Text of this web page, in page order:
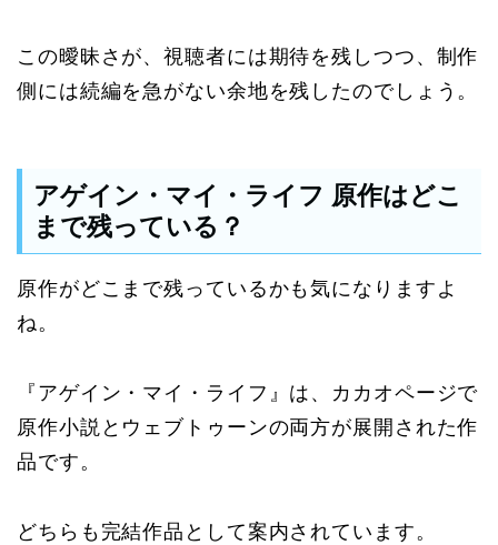
この曖昧さが、視聴者には期待を残しつつ、制作
側には続編を急がない余地を残したのでしょう。
アゲイン・マイ・ライフ 原作はどこ
まで残っている？
原作がどこまで残っているかも気になりますよ
ね。
『アゲイン・マイ・ライフ』は、カカオページで
原作小説とウェブトゥーンの両方が展開された作
品です。
どちらも完結作品として案内されています。